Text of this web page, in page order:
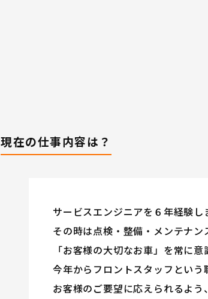
現在の仕事内容は？
サービスエンジニアを６年経験し
その時は点検・整備・メンテナン
「お客様の大切なお車」を常に
今年からフロントスタッフという
お客様のご要望に応えられるよ